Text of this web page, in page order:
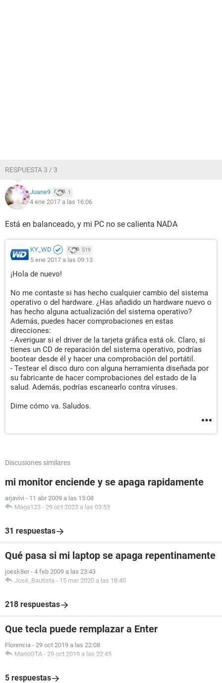
RESPUESTA 3 / 3
Juane9 1
4 ene 2017 a las 16:06
Está en balanceado, y mi PC no se calienta NADA
KY_WD 519
5 ene 2017 a las 09:13
¡Hola de nuevo!
No me contaste si has hecho cualquier cambio del sistema
operativo o del hardware. ¿Has añadido un hardware nuevo o
has hecho alguna actualización del sistema operativo?
Además, puedes hacer comprobaciones en estas
direcciones:
- Averiguar si el driver de la tarjeta gráfica está ok. Claro, si
tienes un CD de reparación del sistema operativo, podrías
bootear desde él y hacer una comprobación del portátil.
- Testear el disco duro con alguna herramienta diseñada por
su fabricante de hacer comprobaciones del estado de la
salud. Además, podrías escanearlo contra víruses.
Dime cómo va. Saludos.
Discusiones similares
mi monitor enciende y se apaga rapidamente
arjavivi - 11 abr 2009 a las 15:08
Maga123 - 29 oct 2023 a las 03:53
31 respuestas
Qué pasa si mi laptop se apaga repentinamente
joesk8er - 4 feb 2009 a las 23:43
José_Bautista - 15 mar 2020 a las 18:40
218 respuestas
Que tecla puede remplazar a Enter
Florencia - 29 oct 2019 a las 22:08
MarioGTA - 29 oct 2019 a las 22:45
5 respuestas